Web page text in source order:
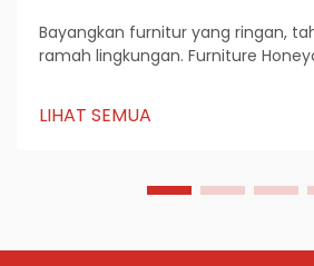
Bayangkan furnitur yang ringan,
ramah lingkungan. Furniture
kemungkinan tak terbatas untuk
LIHAT SEMUA